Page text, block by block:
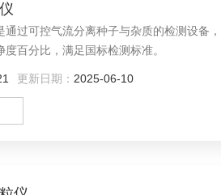
通过可控气流分离种子与杂质的检测设备
度百分比，满足国标检测标准。​
更新日期： 2025-06-10